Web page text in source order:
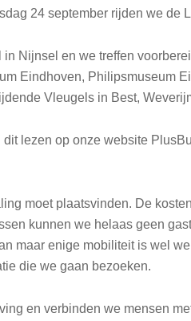
24 september rijden we de
Nijnsel en we treffen
Eindhoven, Philipsmuseum
Vleugels in Best,
lezen op onze website
moet plaatsvinden. De
kunnen we helaas geen
maar enige mobiliteit is wel
die we gaan bezoeken.
en verbinden we mensen